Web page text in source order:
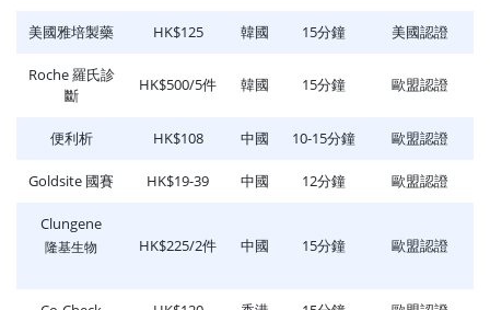
美國雅培製藥 HK$125 韓國 15分鐘 美國認證
Roche 羅氏診
斷
HK$500/5件 韓國 15分鐘 歐盟認證
便利析 HK$108 中國 10-15分鐘 歐盟認證
Goldsite 國賽 HK$19-39 中國 12分鐘 歐盟認證
Clungene
隆基生物 HK$225/2件 中國 15分鐘 歐盟認證